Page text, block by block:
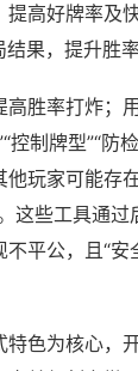
高好牌率及
果，提升胜率
高胜率打炸；
控制牌型”“防
玩家可能存
这些工具通过
平公，且“安
特色为核心，